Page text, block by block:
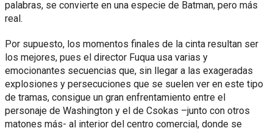
palabras, se convierte en una especie de Batman, pero más
real.
Por supuesto, los momentos finales de la cinta resultan ser
los mejores, pues el director Fuqua usa varias y
emocionantes secuencias que, sin llegar a las exageradas
explosiones y persecuciones que se suelen ver en este tipo
de tramas, consigue un gran enfrentamiento entre el
personaje de Washington y el de Csokas –junto con otros
matones más- al interior del centro comercial, donde se